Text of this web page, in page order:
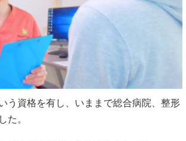
う資格を有し、いままで総合病院、整形
た。